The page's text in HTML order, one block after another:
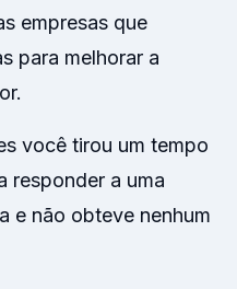
empresas que
para melhorar a
você tirou um tempo
responder a uma
e não obteve nenhum